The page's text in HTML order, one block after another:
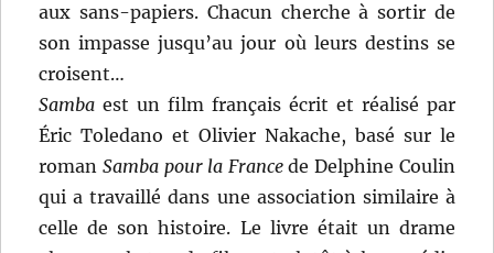
aux sans-papiers. Chacun cherche à sortir de
son impasse jusqu’au jour où leurs destins se
croisent…
Samba est un film français écrit et réalisé par
Éric Toledano et Olivier Nakache, basé sur le
roman Samba pour la Francede Delphine Coulin
qui a travaillé dans une association similaire à
celle de son histoire. Le livre était un drame